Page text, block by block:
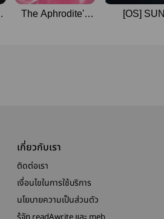
The Aphrodite's
[OS] SUN
เกี่ยวกับเรา
ติดต่อเรา
เงื่อนไขในการใช้บริการ
นโยบายความเป็นส่วนตัว